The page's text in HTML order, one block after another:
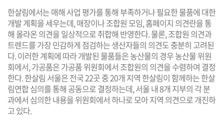
한살림에서는 매해 사업 평가를 통해 부족하거나 필요한 물품에 대한
개발 계획을 세우는데, 매장이나 조합원 모임, 홈페이지 의견란을 통
해 올라온 의견을 일상적으로 취합해 반영한다. 물론, 조합원 의견과
트렌드를 가장 민감하게 점검하는 생산자들의 의견도 충분히 고려된
다. 이러한 계획에 따라 개발된 물품들은 농산물의 경우 농산물 위원
회에서, 가공품은 가공품 위원회에서 조합원의 의견을 수렴하여 결정
한다. 한살림 서울은 전국 22곳 중 20개 지역 한살림이 함께하는 한살
림연합 심의를 통해 공동으로 결정하는데, 서울 내 8개 지부의 각 분
과에서 심의한 내용을 위원회에서 하나로 모아 지역 의견으로 개진하
고 있다.